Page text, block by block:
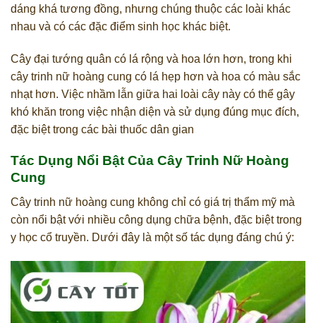
dáng khá tương đồng, nhưng chúng thuộc các loài khác
nhau và có các đặc điểm sinh học khác biệt.
Cây đại tướng quân có lá rộng và hoa lớn hơn, trong khi
cây trinh nữ hoàng cung có lá hẹp hơn và hoa có màu sắc
nhạt hơn. Việc nhầm lẫn giữa hai loài cây này có thể gây
khó khăn trong việc nhận diện và sử dụng đúng mục đích,
đặc biệt trong các bài thuốc dân gian
Tác Dụng Nổi Bật Của Cây Trinh Nữ Hoàng
Cung
Cây trinh nữ hoàng cung không chỉ có giá trị thẩm mỹ mà
còn nổi bật với nhiều công dụng chữa bệnh, đặc biệt trong
y học cổ truyền. Dưới đây là một số tác dụng đáng chú ý: